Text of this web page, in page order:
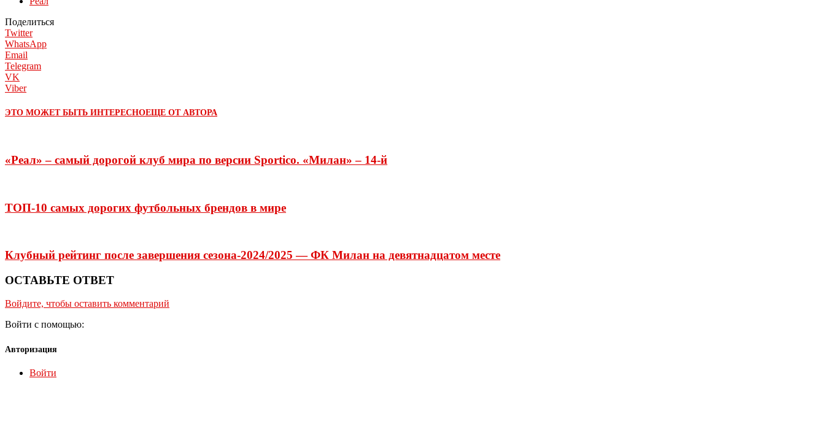
Поделиться
Twitter
WhatsApp
Email
Telegram
VK
Viber
ЭТО МОЖЕТ БЫТЬ ИНТЕРЕСНОЕЩЕ ОТ АВТОРА
«Реал» – самый дорогой клуб мира по версии Sportico. «Милан» – 14-й
ТОП-10 самых дорогих футбольных брендов в мире
Клубный рейтинг после завершения сезона-2024/2025 — ФК Милан на девятнадцатом месте
ОСТАВЬТЕ ОТВЕТ
Войдите, чтобы оставить комментарий
Войти с помощью:
Авторизация
Войти